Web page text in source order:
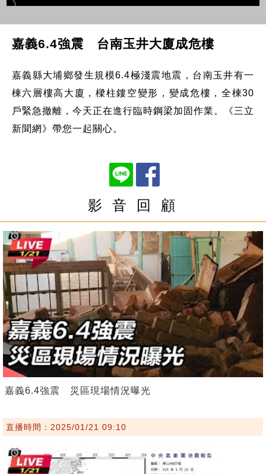
嘉義6.4強震 台南玉井大廈成危樓
嘉義縣大埔鄉發生規模6.4極淺震地震，台南玉井有一
棟六層樓高大廈，樑柱鏤空變形，變成危樓，全棟30
戶緊急撤離，今天正在進行臨時鋼梁加固作業。《三立
新聞網》帶您一起關心。
影 音 回 顧
嘉義6.4強震 災區現場情況曝光
直播時間：2025/01/21 09:10